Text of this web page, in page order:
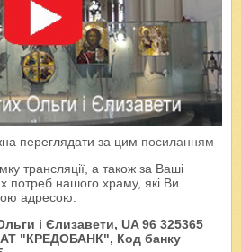
переглядати за цим посиланням
трансляції, а також за Ваші
потреб нашого храму, які Ви
адресою:
і Єлизавети, UA 96 325365
AT "КРЕДОБАНК", Код банку